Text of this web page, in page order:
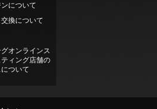
について
換について
オンラインス
ティング店舗の
ついて